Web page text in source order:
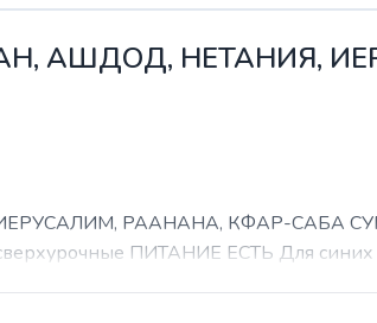
АШДОД, НЕТАНИЯ,
РААНАНА, КФАР-САБА
ПИТАНИЕ ЕСТЬ Для синих